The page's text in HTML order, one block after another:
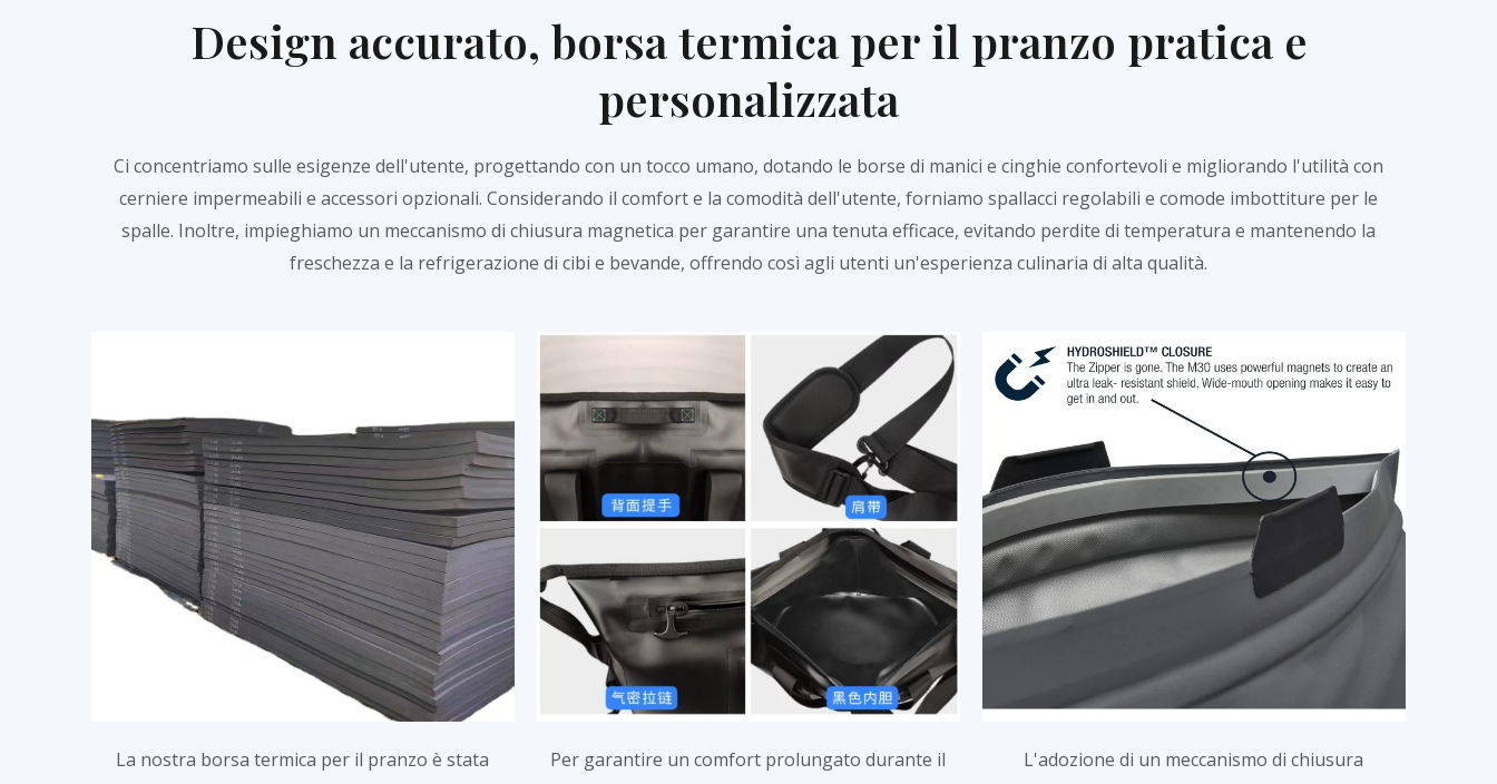
Design accurato, borsa termica per il pranzo pratica e
personalizzata
Ci concentriamo sulle esigenze dell'utente, progettando con un tocco umano, dotando le borse di manici e cinghie confortevoli e migliorando l'utilità con
cerniere impermeabili e accessori opzionali. Considerando il comfort e la comodità dell'utente, forniamo spallacci regolabili e comode imbottiture per le
spalle. Inoltre, impieghiamo un meccanismo di chiusura magnetica per garantire una tenuta efficace, evitando perdite di temperatura e mantenendo la
freschezza e la refrigerazione di cibi e bevande, offrendo così agli utenti un'esperienza culinaria di alta qualità.
La nostra borsa termica per il pranzo è stata
Per garantire un comfort prolungato durante il
L'adozione di un meccanismo di chiusura